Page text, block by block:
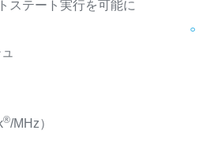
ステート実行を可能に
®/MHz）